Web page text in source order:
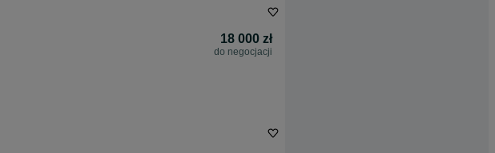
18 000 zł
do negocjacji